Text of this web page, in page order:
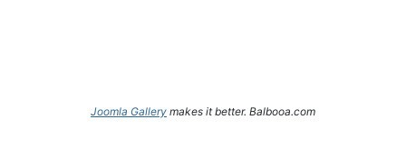
Joomla Gallery makes it better. Balbooa.com